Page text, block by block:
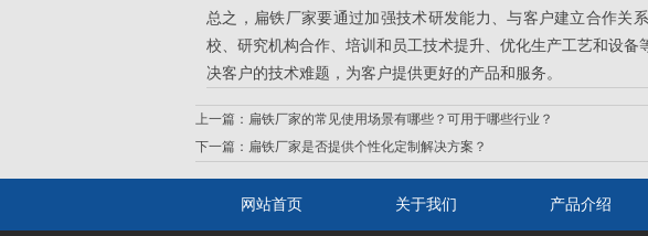
总之，扁铁厂家要通过加强技术研发能力、与客户建立合作关
校、研究机构合作、培训和员工技术提升、优化生产工艺和设
决客户的技术难题，为客户提供更好的产品和服务。
上一篇： 扁铁厂家的常见使用场景有哪些？可用于哪些行业？
下一篇： 扁铁厂家是否提供个性化定制解决方案？
网站首页 关于我们 产品介绍